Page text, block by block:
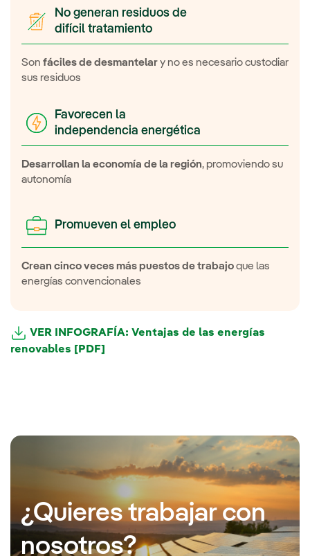
No generan residuos de
difícil tratamiento
Son fáciles de desmantelary no es necesario custodiar
sus residuos
Favorecen la
independencia energética
Desarrollan la economía de la región, promoviendo su
autonomía
Promueven el empleo
Crean cinco veces más puestos de trabajoque las
energías convencionales
VER INFOGRAFÍA: Ventajas de las energías
renovables [PDF]
¿Quieres trabajar con
nosotros?